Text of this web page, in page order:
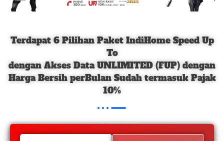
Terdapat 6 Pilihan Paket IndiHome Speed Up
To
dengan Akses Data UNLIMITED (FUP) dengan
Harga Bersih perBulan Sudah termasuk Pajak
10%